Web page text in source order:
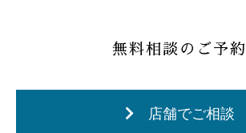
無料相談のご予約
店舗でご相談